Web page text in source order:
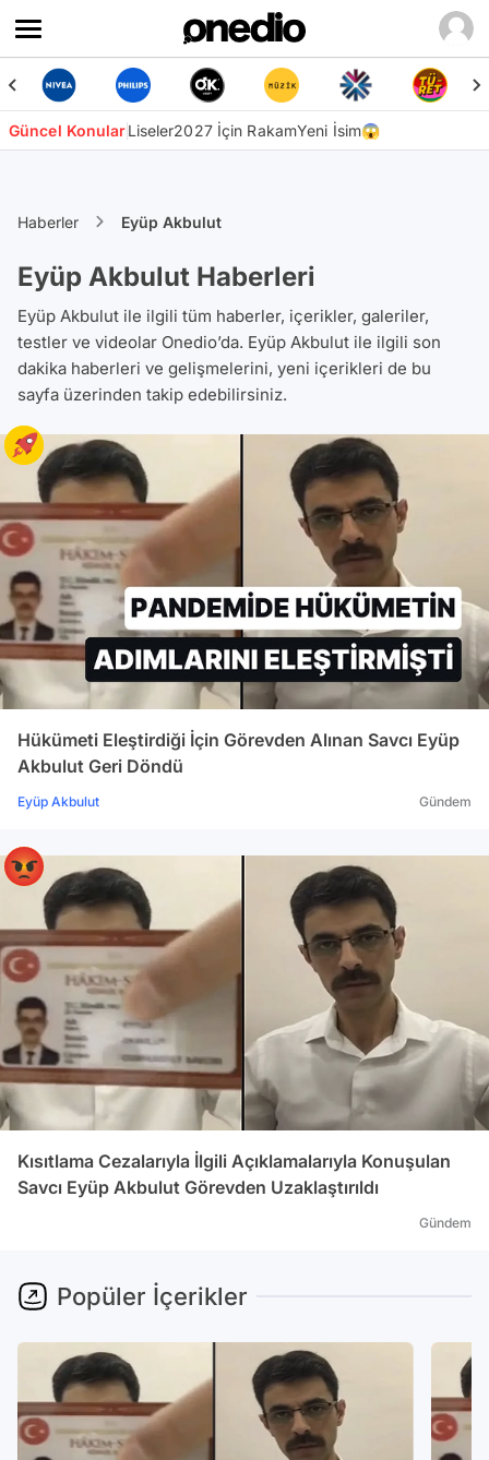
Güncel KonularLiseler2027 İçin RakamYeni İsim😱
Haberler Eyüp Akbulut
Eyüp Akbulut Haberleri
Eyüp Akbulut ile ilgili tüm haberler, içerikler, galeriler,
testler ve videolar Onedio’da. Eyüp Akbulut ile ilgili son
dakika haberleri ve gelişmelerini, yeni içerikleri de bu
sayfa üzerinden takip edebilirsiniz.
Hükümeti Eleştirdiği İçin Görevden Alınan Savcı Eyüp
Akbulut Geri Döndü
Eyüp Akbulut Gündem
Kısıtlama Cezalarıyla İlgili Açıklamalarıyla Konuşulan
Savcı Eyüp Akbulut Görevden Uzaklaştırıldı
Gündem
Popüler İçerikler